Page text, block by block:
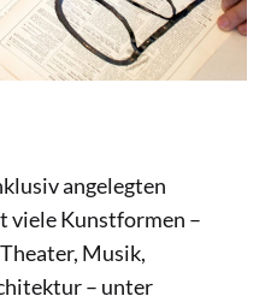
angelegten
viele Kunstformen –
Musik,
– unter